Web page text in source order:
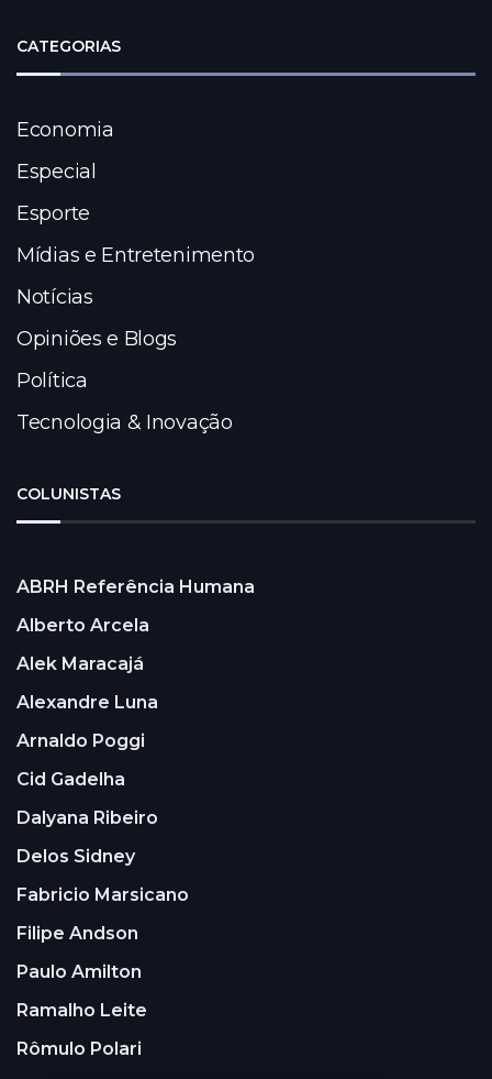
CATEGORIAS
Economia
Especial
Esporte
Mídias e Entretenimento
Notícias
Opiniões e Blogs
Política
Tecnologia & Inovação
COLUNISTAS
ABRH Referência Humana
Alberto Arcela
Alek Maracajá
Alexandre Luna
Arnaldo Poggi
Cid Gadelha
Dalyana Ribeiro
Delos Sidney
Fabricio Marsicano
Filipe Andson
Paulo Amilton
Ramalho Leite
Rômulo Polari